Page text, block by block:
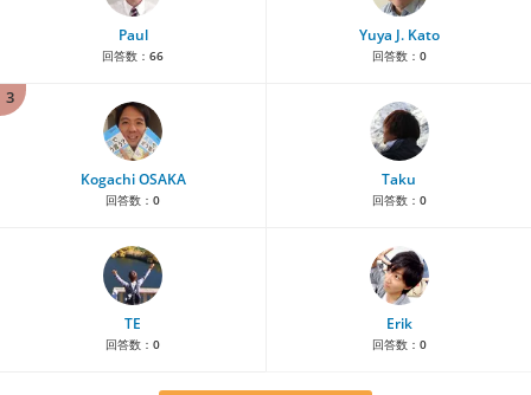
Paul
回答数： 66
Yuya J. Kato
回答数： 0
3
Kogachi OSAKA
回答数： 0
Taku
回答数： 0
TE
回答数： 0
Erik
回答数： 0